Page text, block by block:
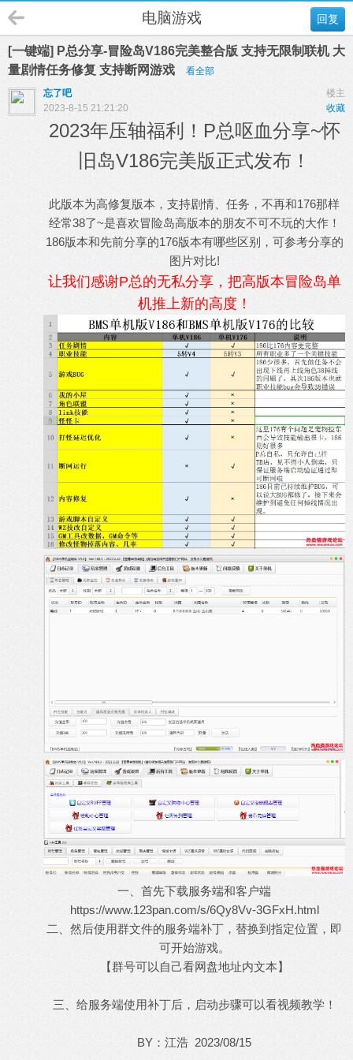
回复
电脑游戏
[一键端] P总分享-冒险岛V186完美整合版 支持无限制联机 大
量剧情任务修复 支持断网游戏
看全部
楼主
忘了吧
收藏
2023-8-15 21:21:20
2023年压轴福利！P总呕血分享~怀
旧岛V186完美版正式发布！
此版本为高修复版本，支持剧情、任务，不再和176那样
经常38了~是喜欢冒险岛高版本的朋友不可不玩的大作！
186版本和先前分享的176版本有哪些区别，可参考分享的
图片对比!
让我们感谢P总的无私分享，把高版本冒险岛单
机推上新的高度！
一、首先下载服务端和客户端
https://www.123pan.com/s/6Qy8Vv-3GFxH.html
二、然后使用群文件的服务端补丁，替换到指定位置，即
可开始游戏。
【群号可以自己看网盘地址内文本】
三、给服务端使用补丁后，启动步骤可以看视频教学！
BY：江浩 2023/08/15